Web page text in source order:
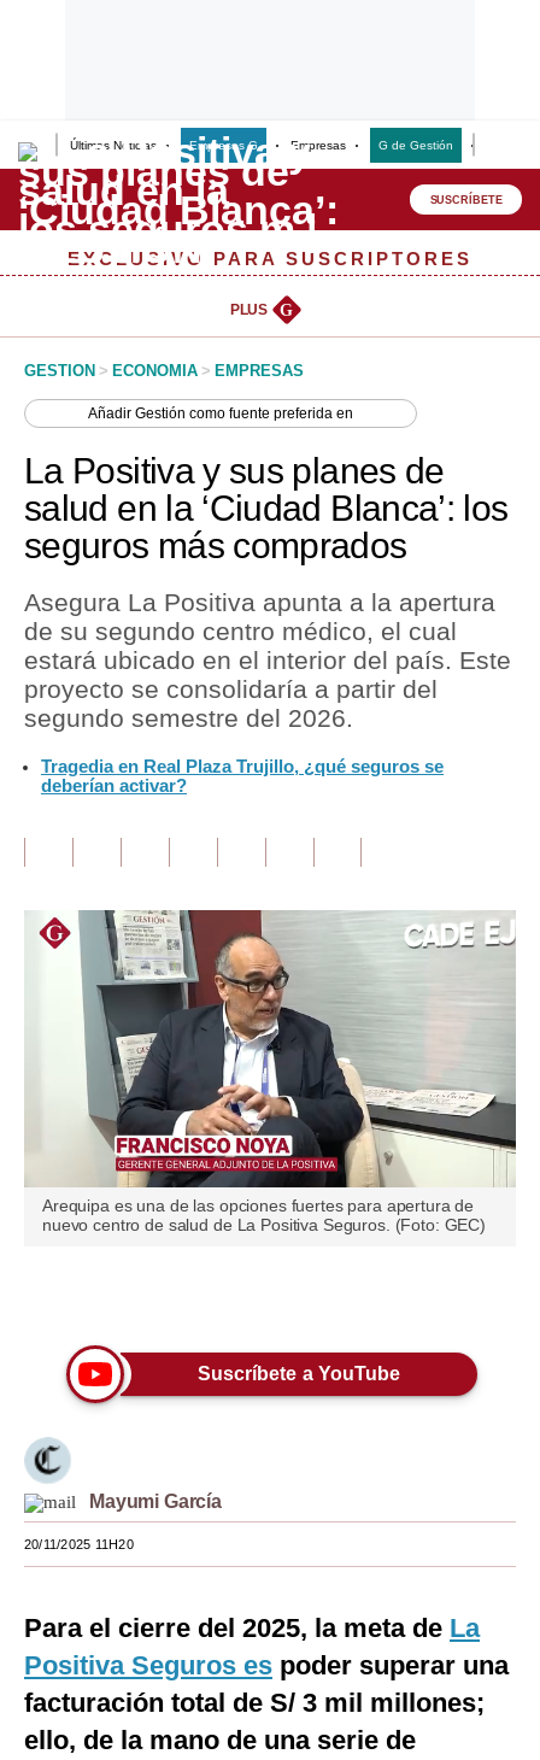
Últimas Noticias Empresas G Empresas G de Gestión
Lo último
Peru Quiosco
Management & Empleo
Perú
Política
Finanzas Personales
Inmobiliarias
Plus G
Opinión
Blogs
Tendencias
Viajes
Moda
Mundo
España
Internacional
Tecnología
Club del Suscriptor
Mix
Podcast
Gestión TV
SUSCRÍBETE
EXCLUSIVO PARA SUSCRIPTORES
PLUS G
GESTION > ECONOMIA > EMPRESAS
AñadirGestión como fuente preferida en
La Positiva y sus planes de
salud en la ‘Ciudad Blanca’: los
seguros más comprados
Asegura La Positiva apunta a la apertura
de su segundo centro médico, el cual
estará ubicado en el interior del país. Este
proyecto se consolidaría a partir del
segundo semestre del 2026.
Tragedia en Real Plaza Trujillo, ¿qué seguros se
deberían activar?
Arequipa es una de las opciones fuertes para apertura de
nuevo centro de salud de La Positiva Seguros. (Foto: GEC)
Suscríbete a YouTube
Mayumi García
20/11/2025 11H20
Para el cierre del 2025, la meta de La
Positiva Seguros es poder superar una
facturación total de S/ 3 mil millones;
ello, de la mano de una serie de